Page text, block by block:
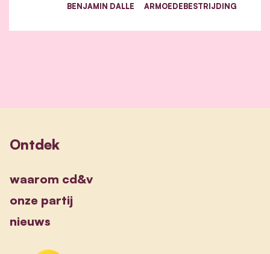
BENJAMIN DALLE ARMOEDEBESTRIJDING
Ontdek
waarom cd&v
onze partij
nieuws